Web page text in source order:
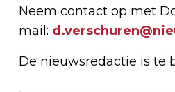
Neem contact op met
mail:
De nieuwsredactie is te